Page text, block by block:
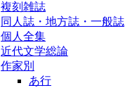
複刻雑誌
同人誌・地方誌・一般誌
個人全集
近代文学総論
作家別
あ行